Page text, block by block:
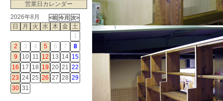
営業日カレンダー
2026年8月
日
月 火 水 木 金
土
1
2
3 4 5 6 7
8
9
10 11 12 13 14 15
16 17 18 19 20 21 22
23 24 25 26 27 28 29
30 31